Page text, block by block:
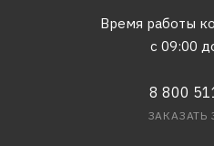
Время работы
с 09:00
8 800
ЗАКАЗАТЬ